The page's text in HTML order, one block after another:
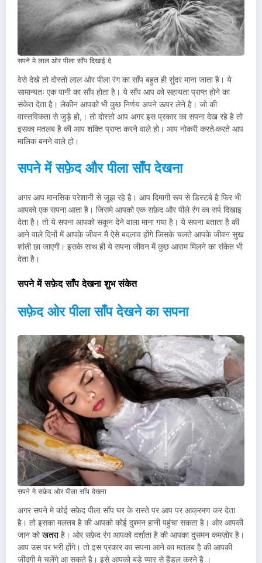
सपने मे लाल ओर पीला साँप दिखाई दे
वेसे देखे तो दोस्तो लाल ओर पीला रंग का साँप बहुत ही सुंदर माना जाता है। ये
सामान्यतः एक पानी का साँप होता है। ये साँप आप को सहायता प्राप्त होने का
संकेत देता है। लेकीन आपको भी कुछ निर्णय अपने ऊपर लेने है। जो की
वास्तविकता से जुड़े हो,। तो दोस्तो आप अगर इस प्रकार का सपना देख रहे है तो
इसका मतलब है की आप शक्ति प्राप्त करने वाले हो। आप नोकरी करते-करते आप
मालिक बनने वाले हो।
सपने में सफ़ेद और पीला साँप देखना
अगर आप मानसिक परेशानी से जूझ रहे है। आप दिमागी रूप से डिस्टर्ब है फिर भी
आपको एक सपना आता है। जिसमे आपको एक सफ़ेद और पीले रंग का सर्प दिखाइ
देता है। तो ये सपना आपको सकून देने वाला माना गया है। ये सपना बताता है की
आने वाले दिनों में आपके जीवन मै ऐसे बदलाव होंगे जिसके चलते आपके जीवन सुख
शांती छा जाएगी। इसके साथ ही ये सपना जीवन में कुछ आराम मिलने का संकेत भी
देता है।
सपने में सफ़ेद साँप देखना शुभ संकेत
सफ़ेद ओर पीला साँप देखने का सपना
सपने मे सफ़ेद ओर पीला साँप देखना
अगर सपने मे कोई सफ़ेद पीला साँप घर के रास्ते पर आप पर आक्रमण कर देता
है। तो इसका मलतब है की आपको कोई दुश्मन हानी पहुंचा सकता है। ओर आपकी
जान कोखतराहै। ओर सफ़ेद रंग आपको दर्शाता है की आपका दुसमन कमज़ोर है।
आप उस पर भरी होंगे। तो इस प्रकार का सपना आने का मतलब है की आपकी
जींदगी मे चलेंगे आ सकते है। इसे आपको बड़े प्यार से हैंडल करने है ।